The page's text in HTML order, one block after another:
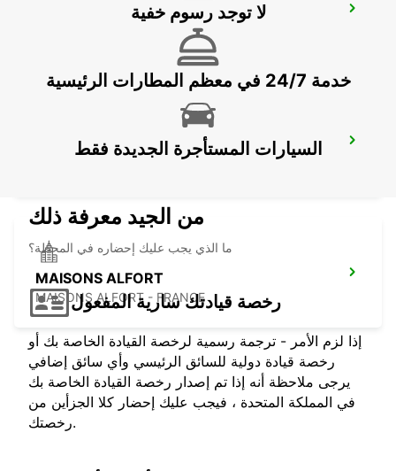
PARIS GARE DE LYON -IKC- *RY*
PARIS ETOILE FOCH-IKC-
MAISONS ALFORT
MAISONS ALFORT - FRANCE
لا توجد رسوم خفية
خدمة 24/7 في معظم المطارات الرئيسية
السيارات المستأجرة الجديدة فقط
من الجيد معرفة ذلك
ما الذي يجب عليك إحضاره في المحطة؟
رخصة قيادتك سارية المفعول
إذا لزم الأمر - ترجمة رسمية لرخصة القيادة الخاصة بك أو
رخصة قيادة دولية للسائق الرئيسي وأي سائق إضافي
يرجى ملاحظة أنه إذا تم إصدار رخصة القيادة الخاصة بك
في المملكة المتحدة ، فيجب عليك إحضار كلا الجزأين من
رخصتك.